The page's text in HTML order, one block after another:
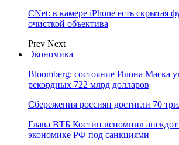
CNet: в камере iPhone есть скрытая
очисткой объектива
Prev Next
Экономика
Bloomberg: состояние Илона Маска
рекордных 722 млрд долларов
Сбережения россиян достигли 70
Глава ВТБ Костин вспомнил анекдот
экономике РФ под санкциями